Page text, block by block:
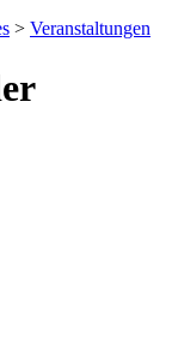
> Veranstaltungen